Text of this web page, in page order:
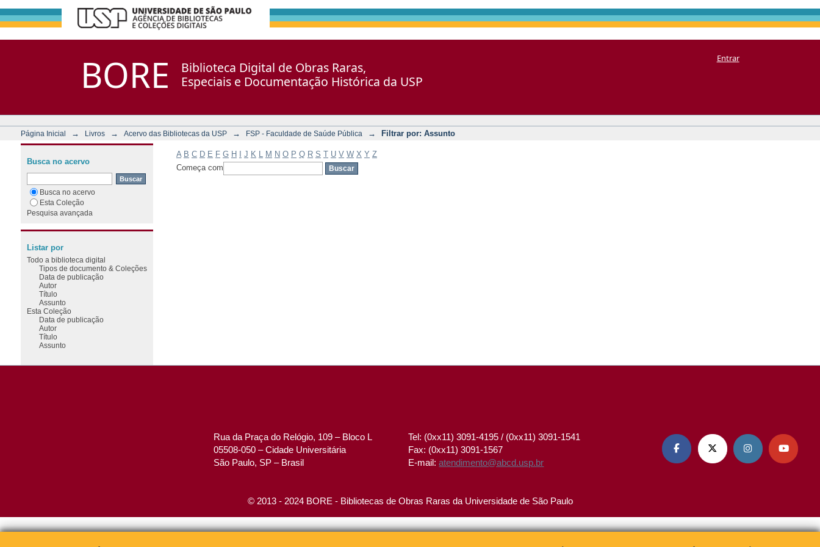
BORE
Biblioteca Digital de Obras Raras,
Especiais e Documentação Histórica da USP
Entrar
Página Inicial → Livros → Acervo das Bibliotecas da USP → FSP - Faculdade de Saúde Pública → Filtrar por: Assunto
A B C D E F G H J K M N O P Q R S T U V W X Y Z
Começa com
Busca no acervo
Busca no acervo
Esta Coleção
Pesquisa avançada
Listar por
Todo a biblioteca digital
Tipos de documento & Coleções
Data de publicação
Autor
Título
Assunto
Esta Coleção
Data de publicação
Autor
Título
Assunto
Rua da Praça do Relógio, 109 – Bloco L
05508-050 – Cidade Universitária
São Paulo, SP – Brasil
Tel: (0xx11) 3091-4195 / (0xx11) 3091-1541
Fax: (0xx11) 3091-1567
E-mail:atendimento@abcd.usp.br
   
© 2013 - 2024 BORE - Bibliotecas de Obras Raras da Universidade de São Paulo